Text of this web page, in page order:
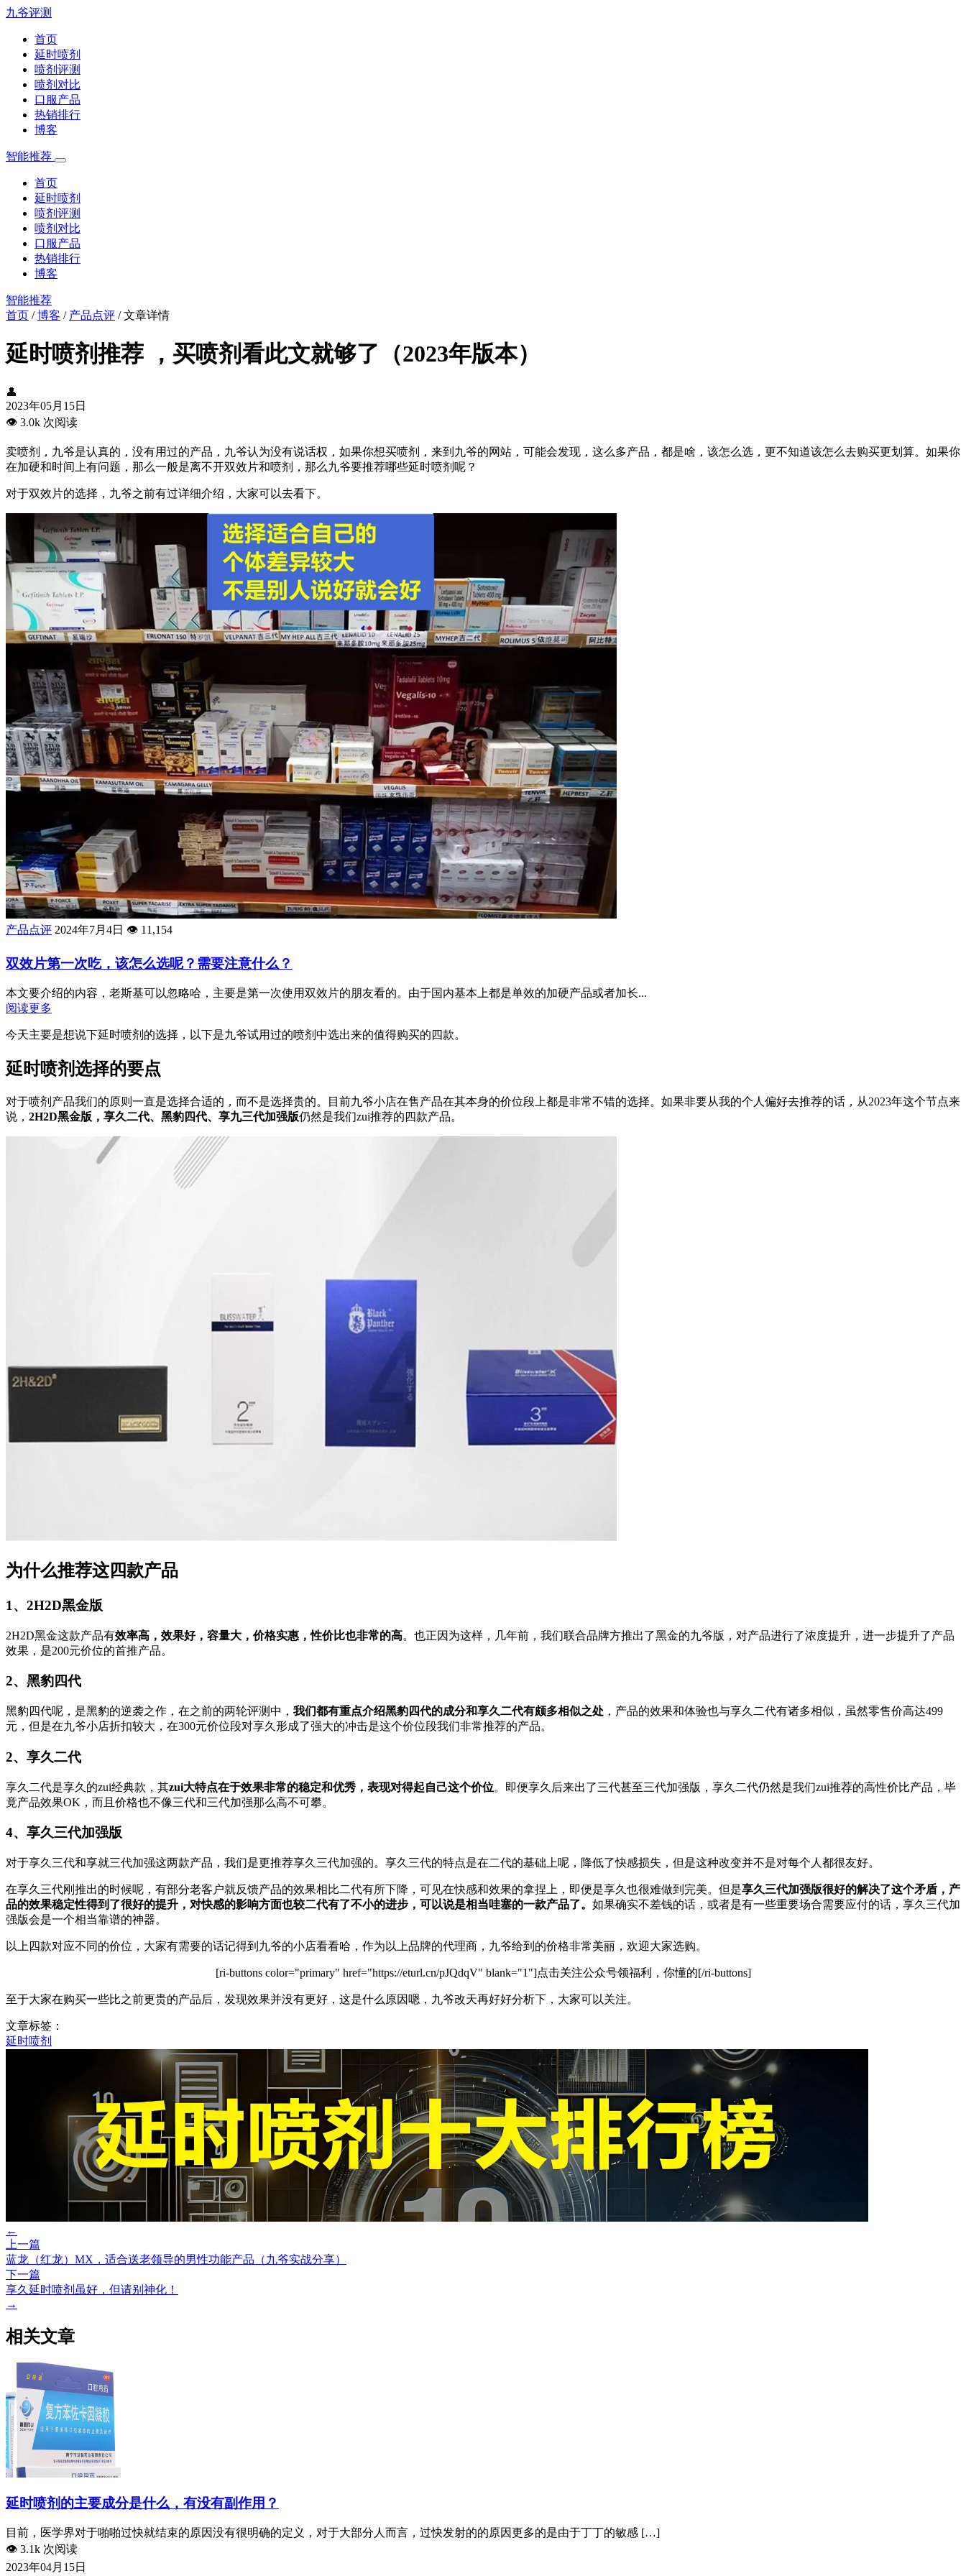
九爷评测
首页
延时喷剂
喷剂评测
喷剂对比
口服产品
热销排行
博客
智能推荐
首页
延时喷剂
喷剂评测
喷剂对比
口服产品
热销排行
博客
智能推荐
首页 /博客 / 产品点评 /文章详情
延时喷剂推荐 ，买喷剂看此文就够了（2023年版本）
👤
2023年05月15日
👁️ 3.0k 次阅读
卖喷剂，九爷是认真的，没有用过的产品，九爷认为没有说话权，如果你想买喷剂，来到九爷的网站，可能会发现，这么多产品，都是啥，该怎么选， 更不知道该怎么去购买更划算。如果你
在加硬和时间上有问题，那么一般是离不开双效片和喷剂，那么九爷要推荐哪些延时喷剂呢？
对于双效片的选择，九爷之前有过详细介绍，大家可以去看下。
产品点评 2024年7月4日 👁️ 11,154
双效片第一次吃，该怎么选呢？需要注意什么？
本文要介绍的内容，老斯基可以忽略哈，主要是第一次使用双效片的朋友看的。由于国内基本上都是单效的加硬产品或者加长...
阅读更多
今天主要是想说下延时喷剂的选择，以下是九爷试用过的喷剂中选出来的值得购买的四款。
延时喷剂选择的要点
对于喷剂产品我们的原则一直是选择合适的， 而不是选择贵的。 目前九爷小店在售产品在其本身的价位段上都是非常不错的选择。 如果非要从我的个人偏好去推荐的话， 从2023年这个节点来
说， 2H2D黑金版， 享久二代、黑豹四代、享九三代加强版仍然是我们zui推荐的四款产品。
为什么推荐这四款产品
1、2H2D黑金版
2H2D黑金这款产品有效率高， 效果好，容量大， 价格实惠，性价比也非常的高。 也正因为这样，几年前， 我们联合品牌方推出了黑金的九爷版， 对产品进行了浓度提升， 进一步提升了产品
效果， 是200元价位的首推产品。
2、黑豹四代
黑豹四代呢， 是黑豹的逆袭之作， 在之前的两轮评测中， 我们都有重点介绍黑豹四代的成分和享久二代有颇多相似之处 ， 产品的效果和体验也与享久二代有诸多相似， 虽然零售价高达499
元， 但是在九爷小店折扣较大， 在300元价位段对享久形成了强大的冲击是这个价位段我们非常推荐的产品。
2、享久二代
享久二代是享久的zui经典款， 其zui大特点在于效果非常的稳定和优秀， 表现对得起自己这个价位。 即便享久后来出了三代甚至三代加强版， 享久二代仍然是我们zui推荐的高性价比产品， 毕
竟产品效果OK， 而且价格也不像三代和三代加强那么高不可攀。
4、享久三代加强版
对于享久三代和享就三代加强这两款产品， 我们是更推荐享久三代加强的。 享久三代的特点是在二代的基础上呢， 降低了快感损失， 但是这种改变并不是对每个人都很友好。
在享久三代刚推出的时候呢， 有部分老客户就反馈产品的效果相比二代有所下降， 可见在快感和效果的拿捏上， 即便是享久也很难做到完美。 但是享久三代加强版很好的解决了这个矛盾， 产
品的效果稳定性得到了很好的提升， 对快感的影响方面也较二代有了不小的进步， 可以说是相当哇塞的一款产品了。 如果确实不差钱的话， 或者是有一些重要场合需要应付的话， 享久三代加
强版会是一个相当靠谱的神器。
以上四款对应不同的价位，大家有需要的话记得到九爷的小店看看哈，作为以上品牌的代理商，九爷给到的价格非常美丽，欢迎大家选购。
[ri-buttons color="primary" href="https://eturl.cn/pJQdqV" blank="1"]点击关注公众号领福利，你懂的[/ri-buttons]
至于大家在购买一些比之前更贵的产品后，发现效果并没有更好，这是什么原因嗯，九爷改天再好好分析下，大家可以关注。
文章标签：
延时喷剂
←
上一篇
蓝龙（红龙）MX，适合送老领导的男性功能产品（九爷实战分享）
下一篇
享久延时喷剂虽好，但请别神化！
→
相关文章
延时喷剂的主要成分是什么，有没有副作用？
目前，医学界对于啪啪过快就结束的原因没有很明确的定义，对于大部分人而言，过快发射的的原因更多的是由于丁丁的敏感 […]
👁️ 3.1k 次阅读
2023年04月15日